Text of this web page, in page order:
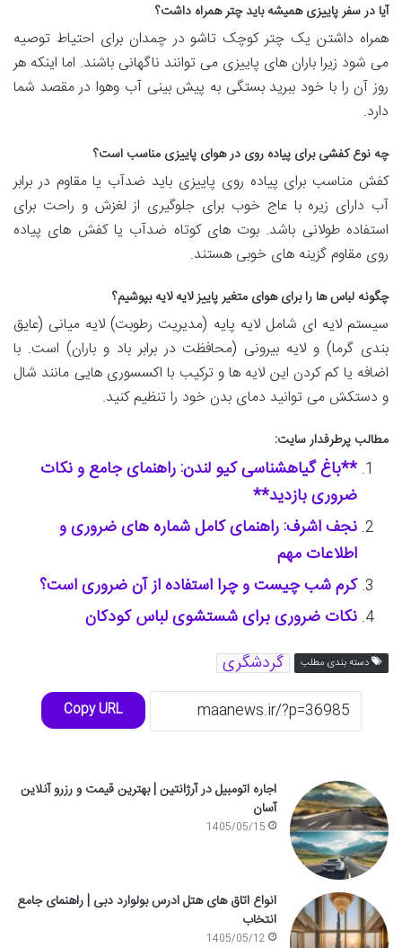
آیا در سفر پاییزی همیشه باید چتر همراه داشت؟
همراه داشتن یک چتر کوچک تاشو در چمدان برای احتیاط توصیه
می شود زیرا باران های پاییزی می توانند ناگهانی باشند. اما اینکه هر
روز آن را با خود ببرید بستگی به پیش بینی آب وهوا در مقصد شما
دارد.
چه نوع کفشی برای پیاده روی در هوای پاییزی مناسب است؟
کفش مناسب برای پیاده روی پاییزی باید ضدآب یا مقاوم در برابر
آب دارای زیره با عاج خوب برای جلوگیری از لغزش و راحت برای
استفاده طولانی باشد. بوت های کوتاه ضدآب یا کفش های پیاده
روی مقاوم گزینه های خوبی هستند.
چگونه لباس ها را برای هوای متغیر پاییز لایه لایه بپوشیم؟
سیستم لایه ای شامل لایه پایه (مدیریت رطوبت) لایه میانی (عایق
بندی گرما) و لایه بیرونی (محافظت در برابر باد و باران) است. با
اضافه یا کم کردن این لایه ها و ترکیب با اکسسوری هایی مانند شال
و دستکش می توانید دمای بدن خود را تنظیم کنید.
مطالب پرطرفدار سایت:
**باغ گیاهشناسی کیو لندن: راهنمای جامع و نکات
ضروری بازدید**
نجف اشرف: راهنمای کامل شماره های ضروری و
اطلاعات مهم
کرم شب چیست و چرا استفاده از آن ضروری است؟
نکات ضروری برای شستشوی لباس کودکان
دسته بندی مطلب گردشگری
Copy URL
اجاره اتومبیل در آرژانتین | بهترین قیمت و رزرو آنلاین
آسان
1405/05/15
انواع اتاق های هتل ادرس بولوارد دبی | راهنمای جامع
انتخاب
1405/05/12